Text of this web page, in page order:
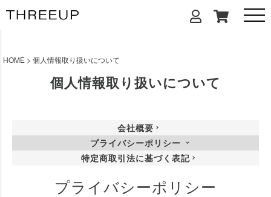
HOME 個人情報取り扱いについて
個人情報取り扱いについて
会社概要
プライバシーポリシー
特定商取引法に基づく表記
プライバシーポリシー